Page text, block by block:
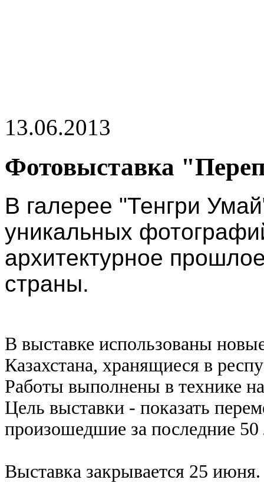
13.06.2013
Фотовыставка
В галерее "Тенгри
уникальных
архитектурное
страны.
В выставке использованы
Казахстана, хранящиеся в
Работы выполнены в технике
Цель выставки - показать
произошедшие за последние 50
Выставка закрывается 25